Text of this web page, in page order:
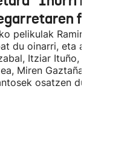
filma
pelikulak Ramiro
du oinarri, eta
Itziar Ituño, Josean
Miren Gaztañaga eta
osatzen dute.